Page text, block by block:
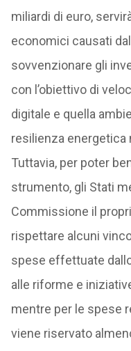
miliardi di euro,
economici causati
sovvenzionare gli
con l’obiettivo di
digitale e quella
resilienza energetica
Tuttavia, per poter
strumento, gli Stati
Commissione il
rispettare alcuni
spese effettuate
alle riforme e
mentre per le spese
viene riservato